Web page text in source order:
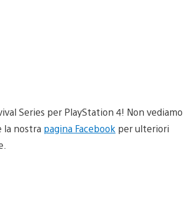
Series per PlayStation 4! Non vediamo
la nostra pagina Facebook per ulteriori